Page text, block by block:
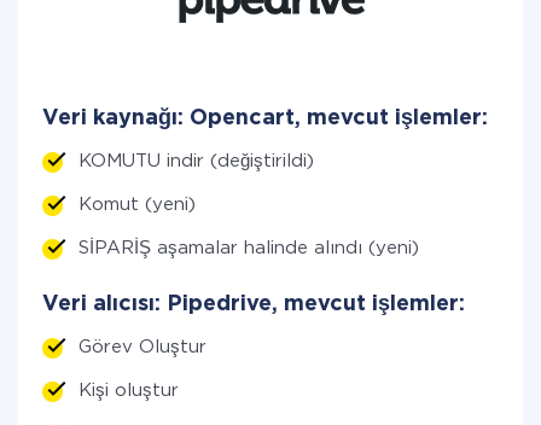
Veri kaynağı: Opencart, mevcut işlemler:
KOMUTU indir (değiştirildi)
Komut (yeni)
SİPARİŞ aşamalar halinde alındı (yeni)
Veri alıcısı: Pipedrive, mevcut işlemler:
Görev Oluştur
Kişi oluştur